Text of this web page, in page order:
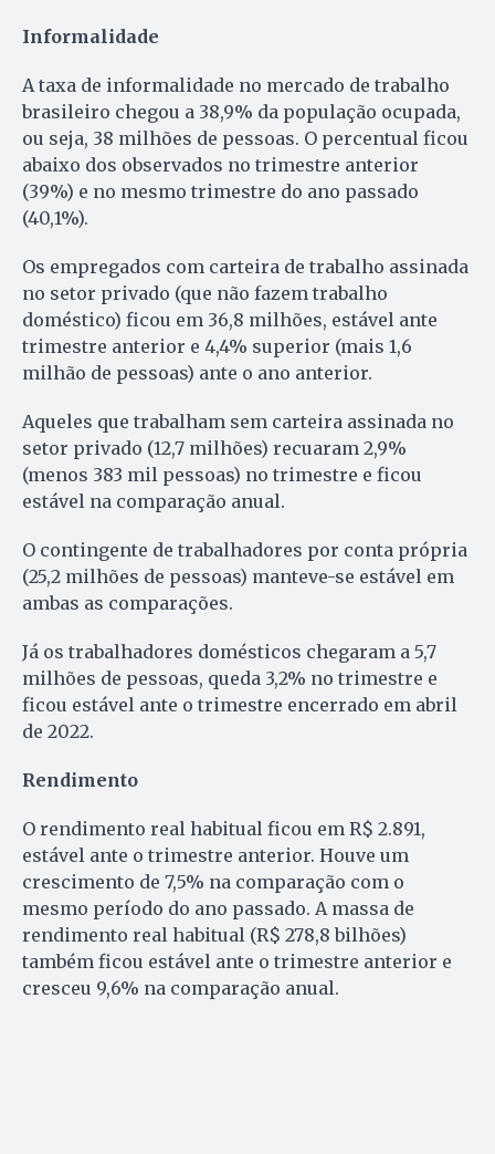
Informalidade
A taxa de informalidade no mercado de trabalho
brasileiro chegou a 38,9% da população ocupada,
ou seja, 38 milhões de pessoas. O percentual ficou
abaixo dos observados no trimestre anterior
(39%) e no mesmo trimestre do ano passado
(40,1%).
Os empregados com carteira de trabalho assinada
no setor privado (que não fazem trabalho
doméstico) ficou em 36,8 milhões, estável ante
trimestre anterior e 4,4% superior (mais 1,6
milhão de pessoas) ante o ano anterior.
Aqueles que trabalham sem carteira assinada no
setor privado (12,7 milhões) recuaram 2,9%
(menos 383 mil pessoas) no trimestre e ficou
estável na comparação anual.
O contingente de trabalhadores por conta própria
(25,2 milhões de pessoas) manteve-se estável em
ambas as comparações.
Já os trabalhadores domésticos chegaram a 5,7
milhões de pessoas, queda 3,2% no trimestre e
ficou estável ante o trimestre encerrado em abril
de 2022.
Rendimento
O rendimento real habitual ficou em R$ 2.891,
estável ante o trimestre anterior. Houve um
crescimento de 7,5% na comparação com o
mesmo período do ano passado. A massa de
rendimento real habitual (R$ 278,8 bilhões)
também ficou estável ante o trimestre anterior e
cresceu 9,6% na comparação anual.